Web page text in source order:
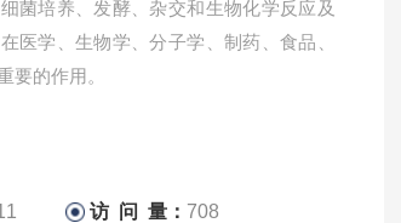
菌培养、发酵、杂交和生物化学反应及
医学、生物学、分子学、制药、食品、
要的作用。
访 问 量： 708